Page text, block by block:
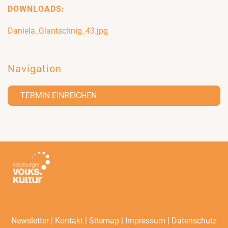
DOWNLOADS:
Daniela_Glantschnig_43.jpg
Navigation
TERMIN EINREICHEN
Newsletter | Kontakt | Sitemap | Impressum | Datenschutz